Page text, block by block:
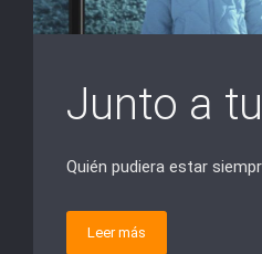
Junto a
Quién pudiera estar
Leer más